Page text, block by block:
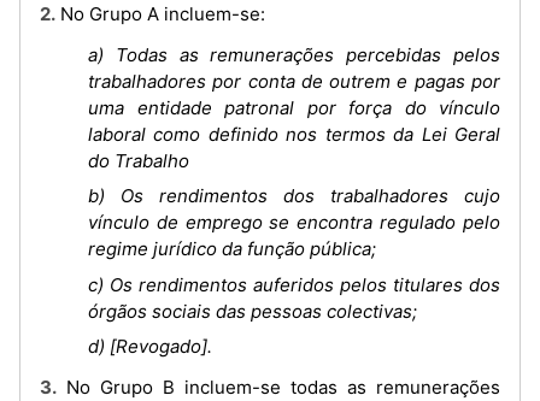
2. No Grupo A incluem-se:
a) Todas as remunerações percebidas pelos
trabalhadores por conta de outrem e pagas por
uma entidade patronal por força do vínculo
laboral como definido nos termos da Lei Geral
do Trabalho
b) Os rendimentos dos trabalhadores cujo
vínculo de emprego se encontra regulado pelo
regime jurídico da função pública;
c) Os rendimentos auferidos pelos titulares dos
órgãos sociais das pessoas colectivas;
d) [Revogado].
3. No Grupo B incluem-se todas as remunerações